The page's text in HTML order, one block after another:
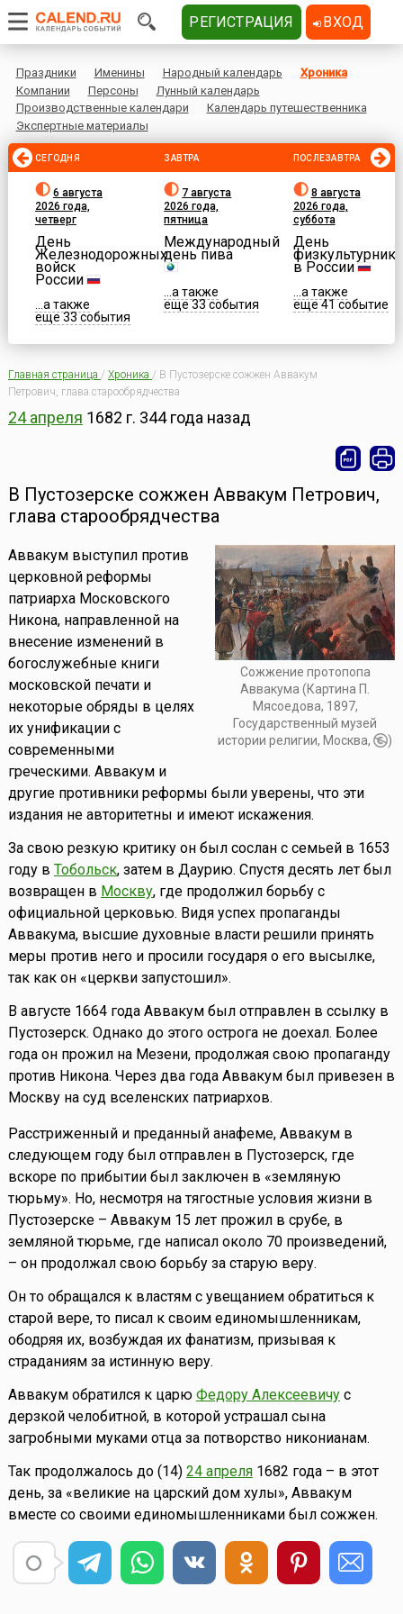
Праздники Именины Народный календарь
Хроника
Компании
Персоны
Лунный календарь
Производственные календари
Календарь путешественника
Экспертные материалы
СЕГОДНЯ
6 августа
2026 года,
четверг
День
Железнодорожных
войск
России
...а также
еще 33 события
ЗАВТРА
7 августа
2026 года,
пятница
Международный
день пива
...а также
еще 33 события
ПОСЛЕЗАВТРА
8 августа
2026 года,
суббота
День
физкультурника
в России
...а также
еще 41 событие
Главная страница / Хроника / В Пустозерске сожжен Аввакум
Петрович, глава старообрядчества
24 апреля 1682 г. 344 года назад
В Пустозерске сожжен Аввакум Петрович,
глава старообрядчества
Сожжение протопопа
Аввакума (Картина П.
Мясоедова, 1897,
Государственный музей
истории религии, Москва,
)
Аввакум выступил против
церковной реформы
патриарха Московского
Никона, направленной на
внесение изменений в
богослужебные книги
московской печати и
некоторые обряды в целях
их унификации с
современными
греческими. Аввакум и
другие противники реформы были уверены, что эти
издания не авторитетны и имеют искажения.
За свою резкую критику он был сослан с семьей в 1653
году в Тобольск, затем в Даурию. Спустя десять лет был
возвращен в Москву, где продолжил борьбу с
официальной церковью. Видя успех пропаганды
Аввакума, высшие духовные власти решили принять
меры против него и просили государя о его высылке,
так как он «церкви запустошил».
В августе 1664 года Аввакум был отправлен в ссылку в
Пустозерск. Однако до этого острога не доехал. Более
года он прожил на Мезени, продолжая свою пропаганду
против Никона. Через два года Аввакум был привезен в
Москву на суд вселенских патриархов.
Расстриженный и преданный анафеме, Аввакум в
следующем году был отправлен в Пустозерск, где
вскоре по прибытии был заключен в «земляную
тюрьму». Но, несмотря на тягостные условия жизни в
Пустозерске – Аввакум 15 лет прожил в срубе, в
земляной тюрьме, где написал около 70 произведений,
– он продолжал свою борьбу за старую веру.
Он то обращался к властям с увещанием обратиться к
старой вере, то писал к своим единомышленникам,
ободряя их, возбуждая их фанатизм, призывая к
страданиям за истинную веру.
Аввакум обратился к царю Федору Алексеевичус
дерзкой челобитной, в которой устрашал сына
загробными муками отца за потворство никонианам.
Так продолжалось до (14) 24 апреля1682 года – в этот
день, за «великие на царский дом хулы», Аввакум
вместе со своими единомышленниками был сожжен.
РЕГИСТРАЦИЯ ВХОД